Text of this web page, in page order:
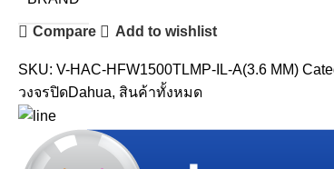
Compare Add to wishlist
SKU: V-HAC-HFW1500TLMP-IL-A(3.6 MM)
วงจรปิดDahua, สินค้าทั้งหมด